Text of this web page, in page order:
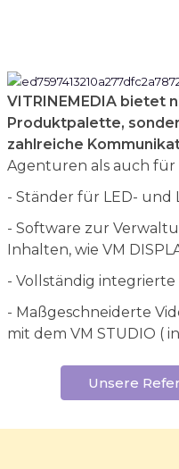
VITRINEMEDIA bietet
Produktpalette,
zahlreiche
Agenturen als auch für
- Ständer für LED- und
- Software zur
Inhalten, wie VM
- Vollständig
- Maßgeschneiderte
mit dem VM STUDIO (
Unsere